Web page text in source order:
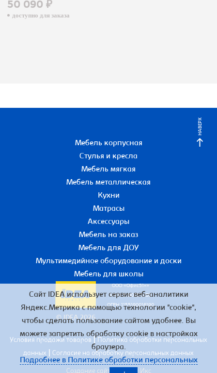
50 090 ₽
доступно для заказа
НАВЕРХ
Мебель корпусная
Стулья и кресла
Мебель мягкая
Мебель металлическая
Кухни
Матрасы
Аксессуары
Мебель на заказ
Мебель для ДОУ
Мультимедийное оборудование и доски
Мебель для школы
© IDEA 2026
ООО «Офис51+»
ИНН 5190055780
ОГРН 1155190016190
Условия продажи товаров | Политика обработки персональных
данных
Согласие на обработку персональных данных
Сайт IDEA использует сервис веб-аналитики
Яндекс.Метрика с помощью технологии "cookie",
чтобы сделать пользование сайтом удобнее. Вы
можете запретить обработку cookie в настройках
браузера.
Подробнее в Политике обработки персональных